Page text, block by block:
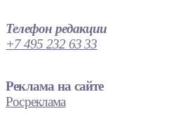
Телефон редакции
+7 495 232 63 33
Реклама на сайте
Росреклама